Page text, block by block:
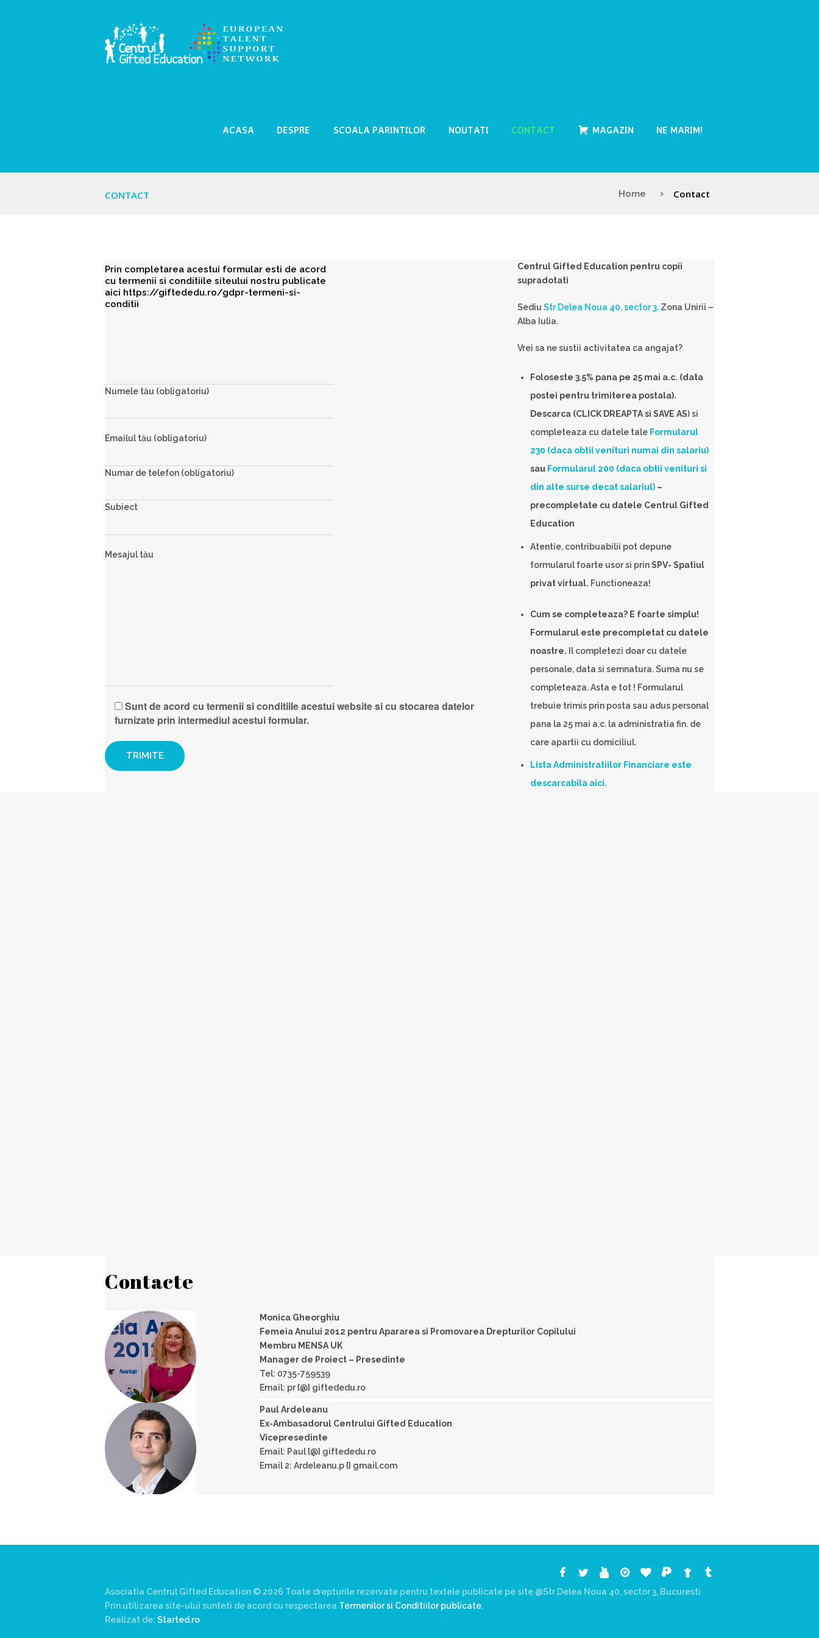
ACASA DESPRE SCOALA PARINTILOR NOUTATI CONTACT MAGAZIN NE MARIM!
CONTACT Home Contact
Numele tău (obligatoriu)
Emailul tău (obligatoriu)
Numar de telefon (obligatoriu)
Subiect
Mesajul tău
Sunt de acord cu termenii si conditiile acestui website si cu stocarea datelor
furnizate prin intermediul acestui formular.
Centrul Gifted Education pentru copii
supradotati
Sediu Str Delea Noua 40, sector 3.Zona Unirii –
Alba Iulia.
Vrei sa ne sustii activitatea ca angajat?
Foloseste 3.5% pana pe 25 mai a.c. (data
postei pentru trimiterea postala).
Descarca (CLICK DREAPTA si SAVE AS) si
completeaza cu datele tale Formularul
230 (daca obtii venituri numai din salariu)
sau Formularul 200 (daca obtii venituri si
din alte surse decat salariul) –
precompletate cu datele Centrul Gifted
Education
Atentie, contribuabilii pot depune
formularul foarte usor si prinSPV- Spatiul
privat virtual. Functioneaza!
Cum se completeaza? E foarte simplu!
Formularul este precompletat cu datele
noastre. Il completezi doar cu datele
personale, data si semnatura. Suma nu se
completeaza. Asta e tot ! Formularul
trebuie trimis prin posta sau adus personal
pana la 25 mai a.c. la administratia fin. de
care apartii cu domiciliul.
Lista Administratiilor Financiare este
descarcabila aici.
Contacte
Monica Gheorghiu
Femeia Anului 2012 pentru Apararea si Promovarea Drepturilor Copilului
Membru MENSA UK
Manager de Proiect – Presedinte
Tel: 0735-759539
Email: pr {@} giftededu.ro
Paul Ardeleanu
Ex-Ambasadorul Centrului Gifted Education
Vicepresedinte
Email: Paul {@} giftededu.ro
Email 2: Ardeleanu.p {} gmail.com
Asociatia Centrul Gifted Education © 2026 Toate drepturile rezervate pentru textele publicate pe site @Str Delea Noua 40, sector 3, Bucuresti
Prin utilizarea site-ului sunteti de acord cu respectarea Termenilor si Conditiilor publicate.
Realizat de: Started.ro